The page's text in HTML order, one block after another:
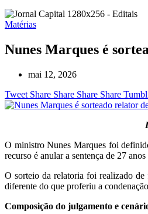
Matérias
Nunes Marques é
mai 12, 2026
Tweet Share Share Share Share
O ministro Nunes Marques foi
recurso é anular a sentença de 27
O sorteio da relatoria foi realizado
diferente do que proferiu a
Composição do julgamento e